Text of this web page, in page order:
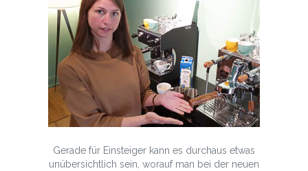
Gerade für Einsteiger kann es durchaus etwas
unübersichtlich sein, worauf man bei der neuen